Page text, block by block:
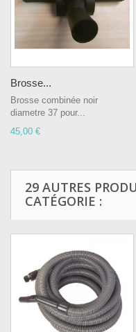
Brosse...
Brosse combinée noir
diametre 37 pour...
45,00 €
29 AUTRES
CATÉGORIE :